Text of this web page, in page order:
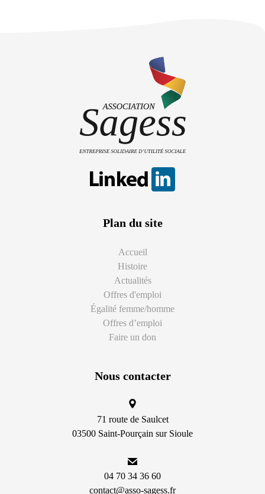
Plan du site
Accueil
Histoire
Actualités
Offres d'emploi
Égalité femme/homme
Offres d’emploi
Faire un don
Nous contacter
71 route de Saulcet
03500 Saint-Pourçain sur Sioule
04 70 34 36 60
contact@asso-sagess.fr